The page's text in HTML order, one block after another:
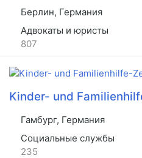
Берлин, Германия
Адвокаты и юристы
807
Kinder- und
Гамбург, Германия
Социальные службы
235